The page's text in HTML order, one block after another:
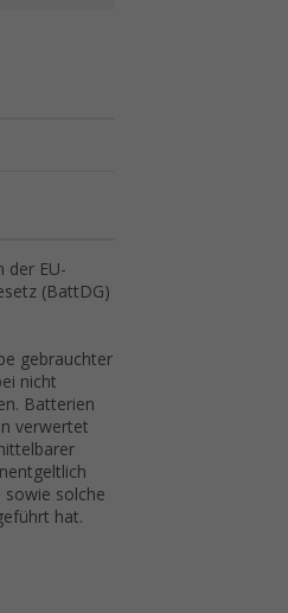
der EU-
(BattDG)
gebrauchter
nicht
Batterien
verwertet
sowie solche
hat.